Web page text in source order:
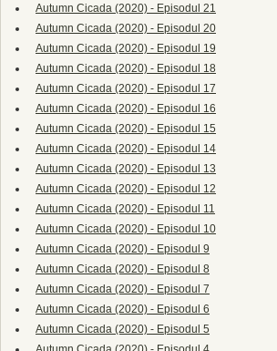
Autumn Cicada (2020) - Episodul 21
Autumn Cicada (2020) - Episodul 20
Autumn Cicada (2020) - Episodul 19
Autumn Cicada (2020) - Episodul 18
Autumn Cicada (2020) - Episodul 17
Autumn Cicada (2020) - Episodul 16
Autumn Cicada (2020) - Episodul 15
Autumn Cicada (2020) - Episodul 14
Autumn Cicada (2020) - Episodul 13
Autumn Cicada (2020) - Episodul 12
Autumn Cicada (2020) - Episodul 11
Autumn Cicada (2020) - Episodul 10
Autumn Cicada (2020) - Episodul 9
Autumn Cicada (2020) - Episodul 8
Autumn Cicada (2020) - Episodul 7
Autumn Cicada (2020) - Episodul 6
Autumn Cicada (2020) - Episodul 5